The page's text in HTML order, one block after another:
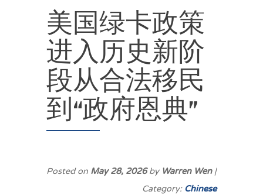
美国绿卡政策
进入历史新阶
段从合法移民
到“政府恩典”
Posted onMay 28, 2026byWarren Wen|
Category:Chinese